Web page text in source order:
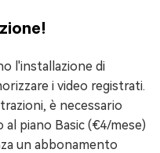
l'installazione di
i video registrati.
è necessario
piano Basic (€4/mese)
un abbonamento